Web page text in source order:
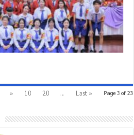
Page 3 of 23
» 10 20 ... Last »